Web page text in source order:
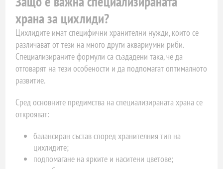
храна за цихлиди?
Цихлидите имат специфични хранителни нужди, които се
различават от тези на много други аквариумни риби.
Специализираните формули са създадени така, че да
отговарят на тези особености и да подпомагат оптималното
развитие.
Сред основните предимства на специализираната храна се
открояват:
балансиран състав според хранителния тип на
цихлидите;
подпомагане на ярките и наситени цветове;